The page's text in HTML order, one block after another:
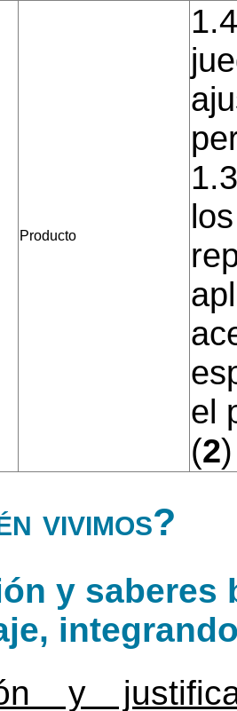
Producto
el
(2)
vivimos?
y saberes
y